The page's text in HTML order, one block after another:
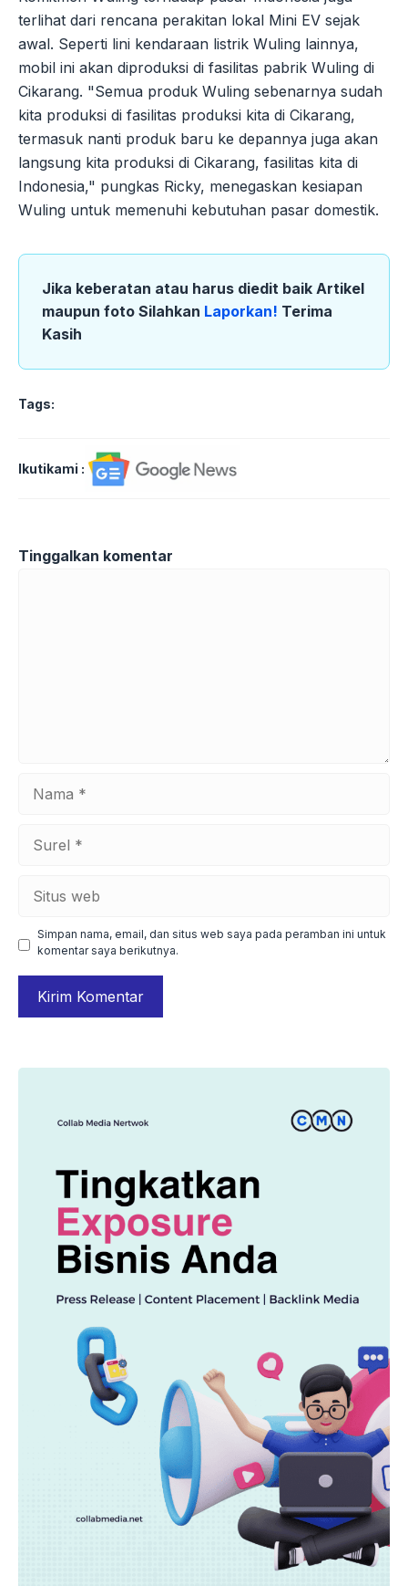
terlihat dari rencana perakitan lokal Mini EV sejak
awal. Seperti lini kendaraan listrik Wuling lainnya,
mobil ini akan diproduksi di fasilitas pabrik Wuling di
Cikarang. "Semua produk Wuling sebenarnya sudah
kita produksi di fasilitas produksi kita di Cikarang,
termasuk nanti produk baru ke depannya juga akan
langsung kita produksi di Cikarang, fasilitas kita di
Indonesia," pungkas Ricky, menegaskan kesiapan
Wuling untuk memenuhi kebutuhan pasar domestik.
Jika keberatan atau harus diedit baik Artikel
maupun foto Silahkan Laporkan! Terima
Kasih
Tags:
Ikutikami :
Tinggalkan komentar
web
Simpan nama, email, dan situs web saya pada peramban ini untuk
komentar saya berikutnya.